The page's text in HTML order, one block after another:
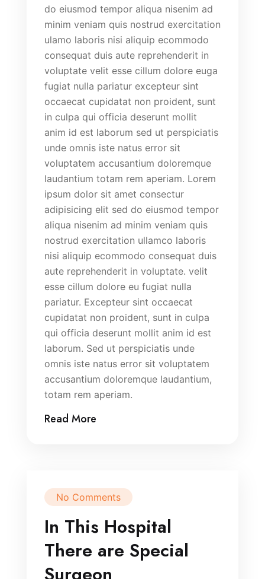
do eiusmod tempor aliqua nisenim ad
minim veniam quis nostrud exercitation
ulamo laboris nisi aliquip ecommodo
consequat duis aute reprehenderit in
voluptate velit esse cillum dolore euga
fugiat nulla pariatur excepteur sint
occaecat cupidatat non proident, sunt
in culpa qui officia deserunt mollit
anim id est laborum sed ut perspiciatis
unde omnis iste natus error sit
voluptatem accusantium doloremque
laudantium totam rem aperiam. Lorem
ipsum dolor sit amet consectur
adipisicing elit sed do eiusmod tempor
aliqua nisenim ad minim veniam quis
nostrud exercitation ullamco laboris
nisi aliquip ecommodo consequat duis
aute reprehenderit in voluptate. velit
esse cillum dolore eu fugiat nulla
pariatur. Excepteur sint occaecat
cupidatat non proident, sunt in culpa
qui officia deserunt mollit anim id est
laborum. Sed ut perspiciatis unde
omnis iste natus error sit voluptatem
accusantium doloremque laudantium,
totam rem aperiam.
Read More
No Comments
In This Hospital
There are Special
Surgeon